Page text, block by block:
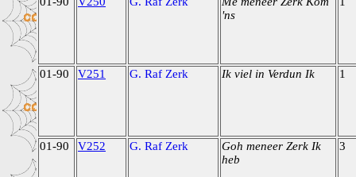
'ns
01-90 V251 G. Raf Zerk Ik viel in Verdun Ik 1
01-90 V252 G. Raf Zerk
Goh meneer Zerk Ik
heb
3